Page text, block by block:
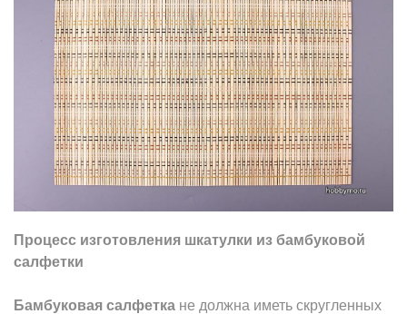
Процесс изготовления шкатулки из бамбуковой
салфетки
Бамбуковая салфетка не должна иметь скругленных